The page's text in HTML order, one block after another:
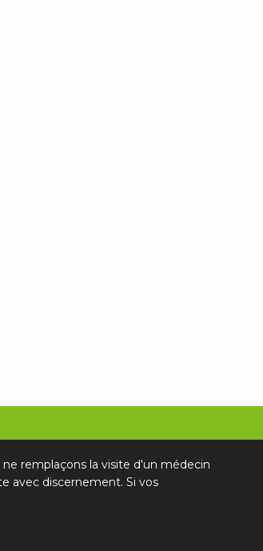
remplaçons la visite d'un médecin
avec discernement. Si vos